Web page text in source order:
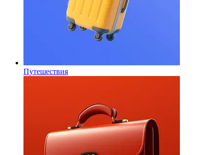
Путешествия